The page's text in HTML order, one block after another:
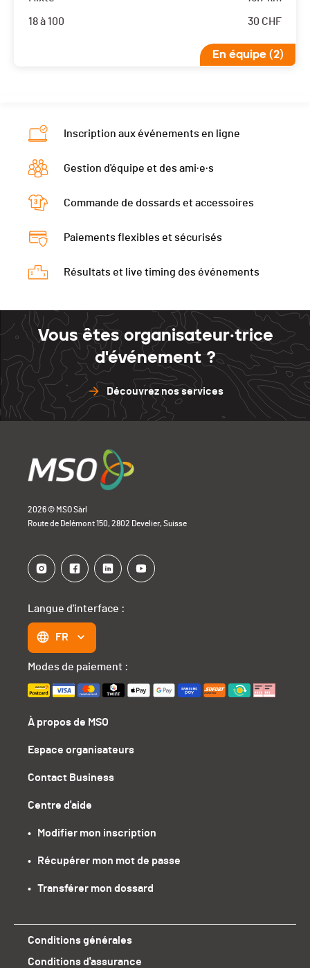
18 à 100 30 CHF
En équipe (2)
Inscription aux événements en ligne
Gestion d'équipe et des ami·e·s
Commande de dossards et accessoires
Paiements flexibles et sécurisés
Résultats et live timing des événements
Vous êtes organisateur·trice
d'événement ?
Découvrez nos services
2026 © MSO Sàrl
Route de Delémont 150, 2802 Develier, Suisse
À propos de MSO
Espace organisateurs
Contact Business
Centre d'aide
•   Modifier mon inscription
•   Récupérer mon mot de passe
•   Transférer mon dossard
Langue d'interface :
FR
Modes de paiement :
Conditions générales
Conditions d'assurance